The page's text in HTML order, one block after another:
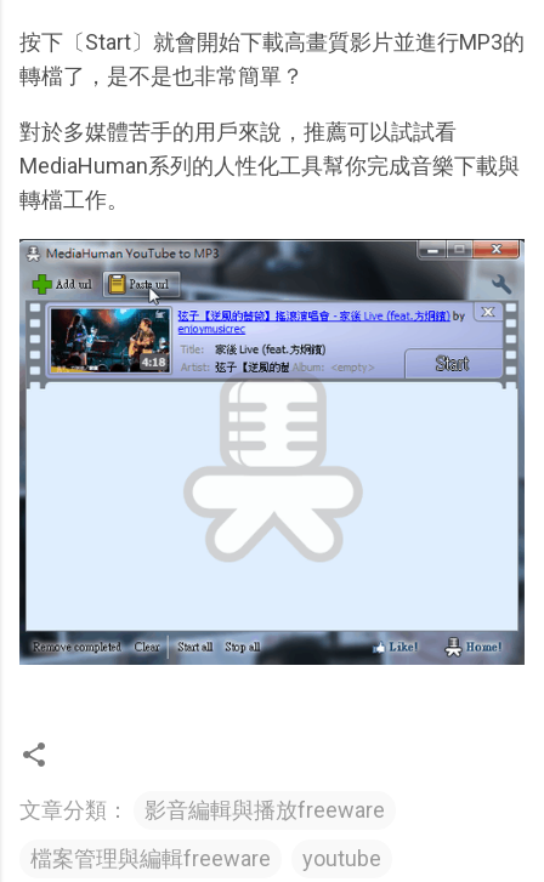
按下〔Start〕就會開始下載高畫質影片並進行MP3的
轉檔了，是不是也非常簡單？
對於多媒體苦手的用戶來說，推薦可以試試看
MediaHuman系列的人性化工具幫你完成音樂下載與
轉檔工作。
文章分類：
影音編輯與播放freeware
檔案管理與編輯freeware
youtube